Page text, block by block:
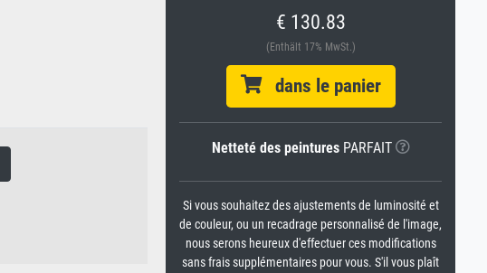
€ 130.83
(Enthält 17% MwSt.)
dans le panier
Netteté des peinturesPARFAIT
Si vous souhaitez des ajustements de luminosité et
de couleur, ou un recadrage personnalisé de l'image,
nous serons heureux d'effectuer ces modifications
sans frais supplémentaires pour vous. S'il vous plaît